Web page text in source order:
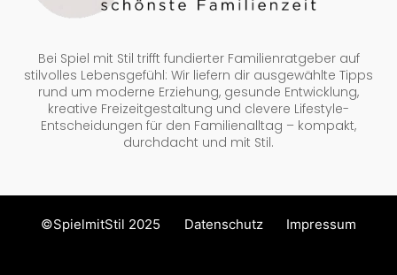
Bei Spiel mit Stil trifft fundierter Familienratgeber auf
stilvolles Lebensgefühl: Wir liefern dir ausgewählte Tipps
rund um moderne Erziehung, gesunde Entwicklung,
kreative Freizeitgestaltung und clevere Lifestyle-
Entscheidungen für den Familienalltag – kompakt,
durchdacht und mit Stil.
©SpielmitStil 2025 Datenschutz Impressum